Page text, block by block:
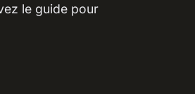
le guide pour